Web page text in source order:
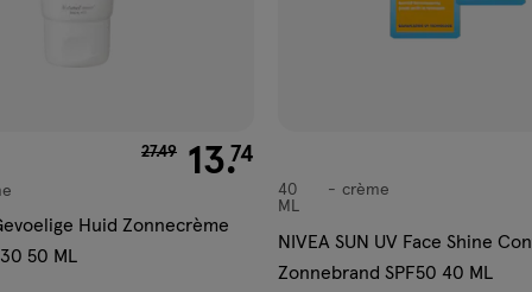
van € 27.49 voor € 13.74
27.49 13.74
Huid Zonnecrème
50 ML
crème
40
ML
crème
NIVEA SUN UV Face Shine
Zonnebrand SPF50 40 ML